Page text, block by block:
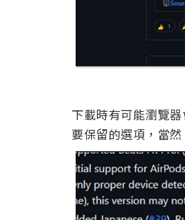
下載時有可能瀏覽
要保留的選項，當